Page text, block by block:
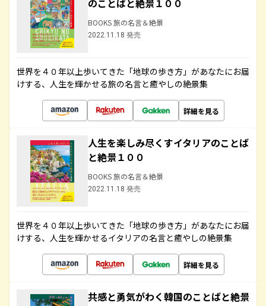
のことばと絶景１００
BOOKS 旅の名言＆絶景
2022.11.18 発売
世界を４０年以上歩いてきた「地球の歩き方」があなたにお届
けする、人生を輝かせる旅の名言と癒やしの絶景集
詳細を見る
人生を楽しみ尽くすイタリアのことば
と絶景１００
BOOKS 旅の名言＆絶景
2022.11.18 発売
世界を４０年以上歩いてきた「地球の歩き方」があなたにお届
けする、人生を輝かせるイタリアの名言と癒やしの絶景集
詳細を見る
共感と勇気がわく韓国のことばと絶景